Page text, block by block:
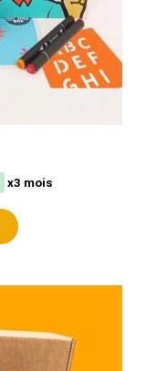
x3 mois